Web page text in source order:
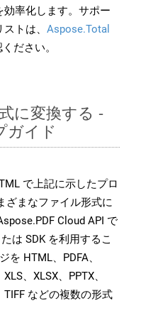
率化します。サポー
トは、 Aspose.Total
ださい。
に変換する -
ガイド
で上記に示したプロ
ざまなファイル形式に
Cloud API で
は SDK を利用するこ
を HTML、PDFA、
、XLSX、PPTX、
TIFF などの複数の形式